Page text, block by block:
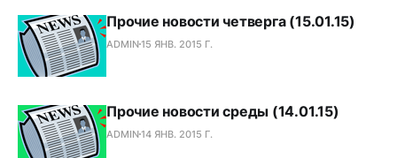
Прочие новости четверга (15.01.15)
ADMIN15 ЯНВ. 2015 Г.
Прочие новости среды (14.01.15)
ADMIN14 ЯНВ. 2015 Г.